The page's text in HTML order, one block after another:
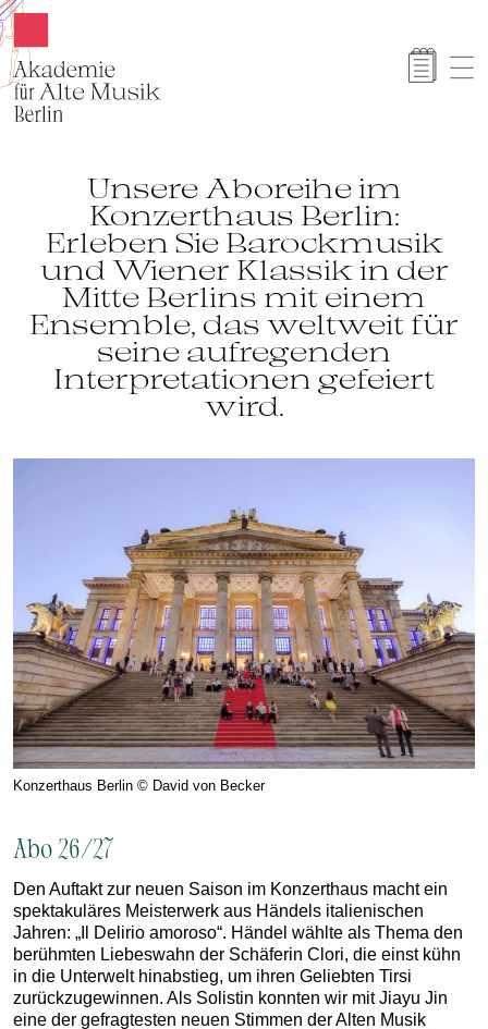
Akamus
Unsere Aboreihe im
Konzerthaus Berlin:
Erleben Sie Barockmusik
und Wiener Klassik in der
Mitte Berlins mit einem
Ensemble, das weltweit für
seine aufregenden
Interpretationen gefeiert
wird.
Konzerthaus Berlin © David von Becker
Abo 26/27
Den Auftakt zur neuen Saison im Konzerthaus macht ein
spektakuläres Meisterwerk aus Händels italienischen
Jahren: „Il Delirio amoroso“. Händel wählte als Thema den
berühmten Liebeswahn der Schäferin Clori, die einst kühn
in die Unterwelt hinabstieg, um ihren Geliebten Tirsi
zurückzugewinnen. Als Solistin konnten wir mit Jiayu Jin
eine der gefragtesten neuen Stimmen der Alten Musik